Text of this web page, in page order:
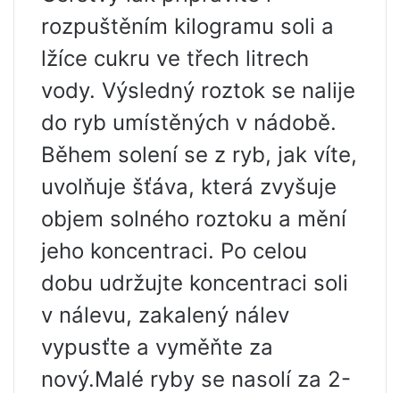
rozpuštěním kilogramu soli a
lžíce cukru ve třech litrech
vody. Výsledný roztok se nalije
do ryb umístěných v nádobě.
Během solení se z ryb, jak víte,
uvolňuje šťáva, která zvyšuje
objem solného roztoku a mění
jeho koncentraci. Po celou
dobu udržujte koncentraci soli
v nálevu, zakalený nálev
vypusťte a vyměňte za
nový.Malé ryby se nasolí za 2-